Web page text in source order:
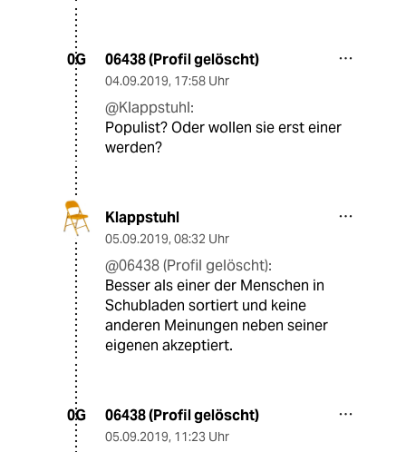
0G 06438 (Profil gelöscht)
04.09.2019, 17:58 Uhr
@Klappstuhl:
Populist? Oder wollen sie erst einer
werden?
Klappstuhl
05.09.2019, 08:32 Uhr
@06438 (Profil gelöscht):
Besser als einer der Menschen in
Schubladen sortiert und keine
anderen Meinungen neben seiner
eigenen akzeptiert.
0G 06438 (Profil gelöscht)
05.09.2019, 11:23 Uhr